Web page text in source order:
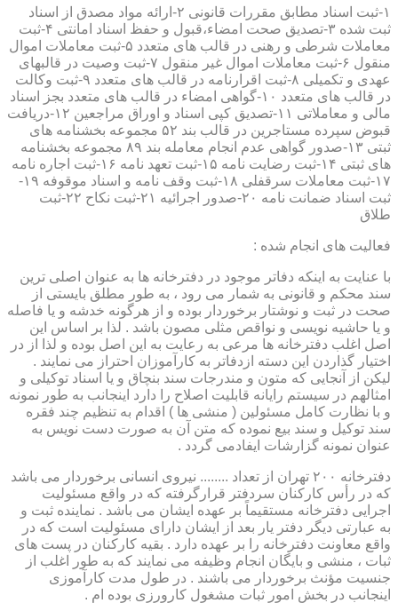
۱-ثبت اسناد مطابق مقررات قانونی ۲-ارائه مواد مصدق از اسناد
ثبت شده ۳-تصدیق صحت امضاء،قبول و حفظ اسناد امانتی ۴-ثبت
معاملات شرطی و رهنی در قالب های متعدد ۵-ثبت معاملات اموال
منقول ۶-ثبت معاملات اموال غیر منقول ۷-ثبت وصیت در قالبهای
عهدی و تکمیلی ۸-ثبت اقرارنامه در قالب های متعدد ۹-ثبت وکالت
در قالب های متعدد ۱۰-گواهی امضاء در قالب های متعدد بجز اسناد
مالی و معاملاتی ۱۱-تصدیق کپی اسناد و اوراق مراجعین ۱۲-دریافت
قبوض سپرده مستاجرین در قالب بند ۵۲ مجموعه بخشنامه های
ثبتی ۱۳-صدور گواهی عدم انجام معامله بند ۸۹ مجموعه بخشنامه
های ثبتی ۱۴-ثبت رضایت نامه ۱۵-ثبت تعهد نامه ۱۶-ثبت اجاره نامه
۱۷-ثبت معاملات سرقفلی ۱۸-ثبت وقف نامه و اسناد موقوفه ۱۹-
ثبت اسناد ضمانت نامه ۲۰-صدور اجرائیه ۲۱-ثبت نکاح ۲۲-ثبت
طلاق
فعالیت های انجام شده :
با عنایت به اینکه دفاتر موجود در دفترخانه ها به عنوان اصلی ترین
سند محکم و قانونی به شمار می رود ، به طور مطلق بایستی از
صحت در ثبت و نوشتار برخوردار بوده و از هرگونه خدشه و یا فاصله
و یا حاشیه نویسی و نواقص مثلی مصون باشد . لذا بر اساس این
اصل اغلب دفترخانه ها مرعی به رعایت به این اصل بوده و لذا از در
اختیار گذاردن این دسته ازدفاتر به کارآموزان احتراز می نمایند .
لیکن از آنجایی که متون و مندرجات سند بنچاق و یا اسناد توکیلی و
امثالهم در سیستم رایانه قابلیت اصلاح را دارد اینجانب به طور نمونه
و با نظارت کامل مسئولین ( منشی ها ) اقدام به تنظیم چند فقره
سند توکیل و سند بیع نموده که متن آن به صورت دست نویس به
عنوان نمونه گزارشات ایفادمی گردد .
دفترخانه ۲۰۰ تهران از تعداد ........ نیروی انسانی برخوردار می باشد
که در رأس کارکنان سردفتر قرارگرفته که در واقع مسئولیت
اجرایی دفترخانه مستقیماً بر عهده ایشان می باشد . نماینده ثبت و
به عبارتی دیگر دفتر یار بعد از ایشان دارای مسئولیت است که در
واقع معاونت دفترخانه را بر عهده دارد . بقیه کارکنان در پست های
ثبات ، منشی و بایگان انجام وظیفه می نمایند که به طور اغلب از
جنسیت مؤنث برخوردار می باشند . در طول مدت کارآموزی
اینجانب در بخش امور ثبات مشغول کارورزی بوده ام .